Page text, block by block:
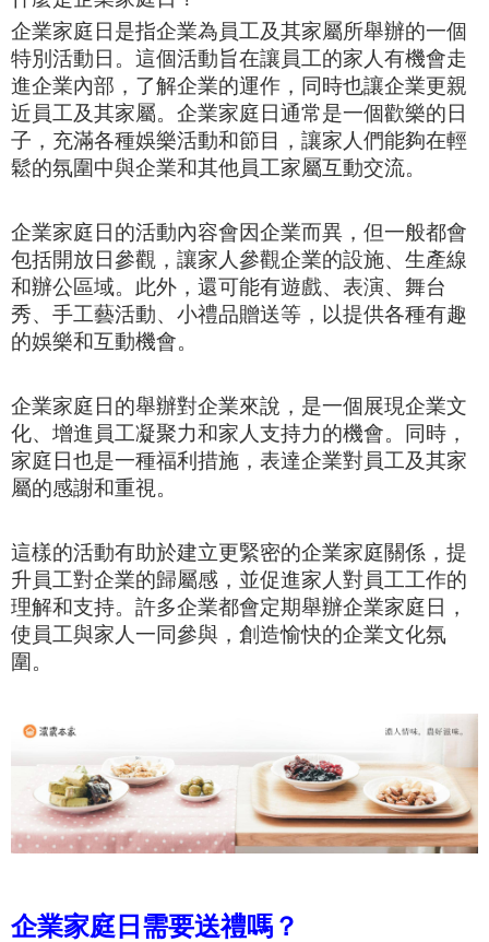
企業家庭日是指企業為員工及其家屬所舉辦的一個
特別活動日。這個活動旨在讓員工的家人有機會走
進企業內部，了解企業的運作，同時也讓企業更親
近員工及其家屬。企業家庭日通常是一個歡樂的日
子，充滿各種娛樂活動和節目，讓家人們能夠在輕
鬆的氛圍中與企業和其他員工家屬互動交流。
企業家庭日的活動內容會因企業而異，但一般都會
包括開放日參觀，讓家人參觀企業的設施、生產線
和辦公區域。此外，還可能有遊戲、表演、舞台
秀、手工藝活動、小禮品贈送等，以提供各種有趣
的娛樂和互動機會。
企業家庭日的舉辦對企業來說，是一個展現企業文
化、增進員工凝聚力和家人支持力的機會。同時，
家庭日也是一種福利措施，表達企業對員工及其家
屬的感謝和重視。
這樣的活動有助於建立更緊密的企業家庭關係，提
升員工對企業的歸屬感，並促進家人對員工工作的
理解和支持。許多企業都會定期舉辦企業家庭日，
使員工與家人一同參與，創造愉快的企業文化氛
圍。
企業家庭日需要送禮嗎？